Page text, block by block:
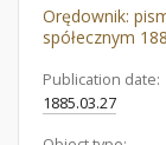
Orędownik:
spółecznym
Publication date:
1885.03.27